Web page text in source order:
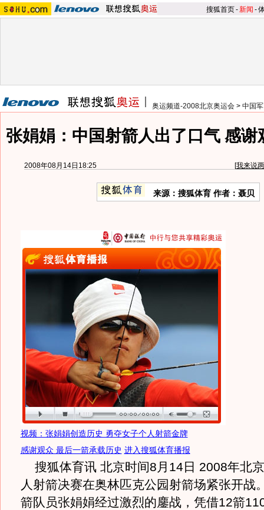
搜狐首页-新闻 -
奥运频道-2008北京奥运会 > 中国
张娟娟：中国射箭人出了口气 感谢
2008年08月14日18:25 [我来说
来源：搜狐体育 作者：聂贝
视频：张娟娟创造历史 勇夺女子个人射箭金牌
感谢观众 最后一箭承载历史 进入搜狐体育播报
搜狐体育讯 北京时间8月14日 2008年北
人射箭决赛在奥林匹克公园射箭场紧张开战
箭队员张娟娟经过激烈的鏖战，凭借12箭